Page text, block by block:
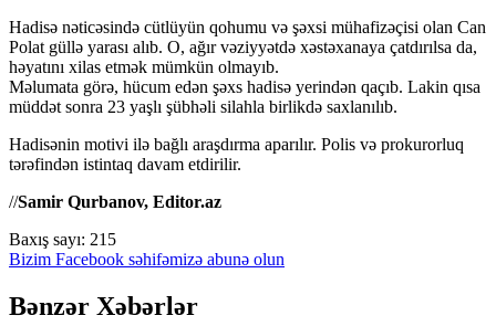
Hadisə nəticəsində cütlüyün qohumu və şəxsi mühafizəçisi olan Can
Polat güllə yarası alıb. O, ağır vəziyyətdə xəstəxanaya çatdırılsa da,
həyatını xilas etmək mümkün olmayıb.
Məlumata görə, hücum edən şəxs hadisə yerindən qaçıb. Lakin qısa
müddət sonra 23 yaşlı şübhəli silahla birlikdə saxlanılıb.
Hadisənin motivi ilə bağlı araşdırma aparılır. Polis və prokurorluq
tərəfindən istintaq davam etdirilir.
//Samir Qurbanov, Editor.az
Baxış sayı: 215
Bizim Facebook səhifəmizə abunə olun
Bənzər Xəbərlər